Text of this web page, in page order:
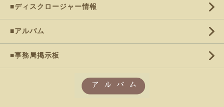
■ディスクロージャー情報
■アルバム
■事務局掲示板